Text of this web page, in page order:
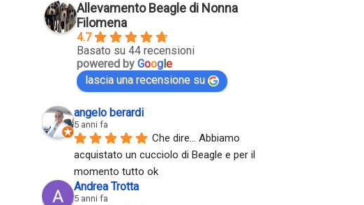
Allevamento Beagle di Nonna
Filomena
4.7
Basato su 44 recensioni
powered byGoog le
lascia una recensione su
angelo berardi
5 anni fa
Che dire... Abbiamo
acquistato un cucciolo di Beagle e per il
momento tutto ok
Andrea Trotta
5 anni fa